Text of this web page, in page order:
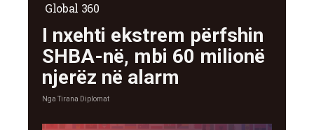
Global 360
I nxehti ekstrem përfshin
SHBA-në, mbi 60 milionë
njerëz në alarm
Nga Tirana Diplomat